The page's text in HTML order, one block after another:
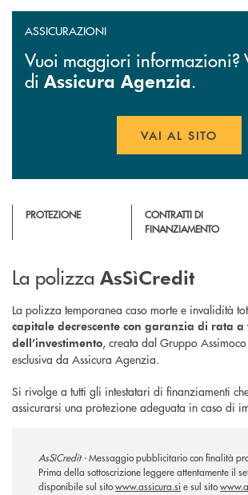
ASSICURAZIONI
Vuoi maggiori informazioni?
di Assicura Agenzia.
VAI AL SITO
PROTEZIONE
CONTRATTI DI
FINANZIAMENTO
La polizza AsSìCredit
La polizza temporanea caso morte e invalidità
capitale decrescente con garanzia di rata a
dell’investimento, creata dal Gruppo
esclusiva da Assicura Agenzia.
Si rivolge a tutti gli intestatari di finanziamenti
assicurarsi una protezione adeguata in caso di
AsSìCredit -Messaggio pubblicitario con finalità
Prima della sottoscrizione leggere attentamente il
disponibile sul sitowww.assicura.sie sul sito